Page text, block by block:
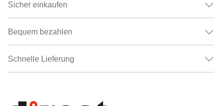
Sicher einkaufen
Bequem bezahlen
Schnelle Lieferung